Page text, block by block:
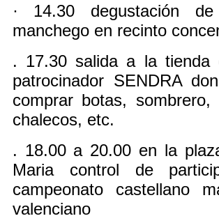
· 14.30 degustación de
manchego en recinto
. 17.30 salida a la tienda
patrocinador SENDRA
comprar botas, sombrero,
chalecos, etc.
. 18.00 a 20.00 en la
Maria control de
campeonato castellano
valenciano